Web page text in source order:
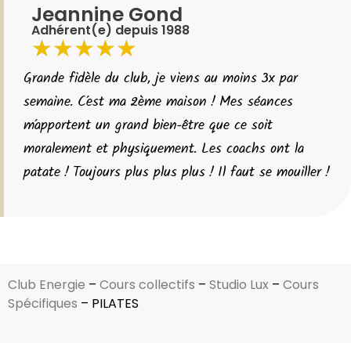
Jeannine Gond
Adhérent(e) depuis 1988
★★★★★
Grande fidèle du club, je viens au moins 3x par
semaine. C’est ma 2ème maison ! Mes séances
m’apportent un grand bien-être que ce soit
moralement et physiquement. Les coachs ont la
patate ! Toujours plus plus plus ! Il faut se mouiller !
Club Energie – Cours collectifs – Studio Lux – Cours
Spécifiques – PILATES​